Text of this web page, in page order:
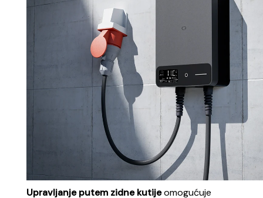
sati.
Na ovaj način korisnik može brzo i jednostavno
rilagoditi proces punjenja prema trenutnim
potrebama, bez potrebe za dodatnim uređajima
ili internet vezom.
, koji jasno prikazuje sve ključne
parametre poput struje, napona, snage, trajanja i
eta punjenja, imate potpunu
transparentnost i sigurnost tijekom svake sesije